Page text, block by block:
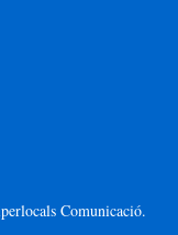
Comunicació.